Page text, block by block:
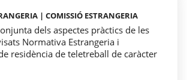
| COMISSIÓ ESTRANGERIA
dels aspectes pràctics de les
Normativa Estrangeria i
residència de teletreball de caràcter